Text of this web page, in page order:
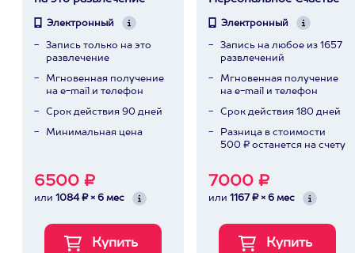
Электронный
Запись только на это
развлечение
Мгновенная получение
на e-mail и телефон
Срок действия 90 дней
Минимальная цена
6500 ₽
или 1084 ₽ × 6 мес
Электронный
Запись на любое из 1657
развлечений
Мгновенная получение
на e-mail и телефон
Срок действия 180 дней
Разница в стоимости
500 ₽ останется на счету
7000 ₽
или 1167 ₽ × 6 мес